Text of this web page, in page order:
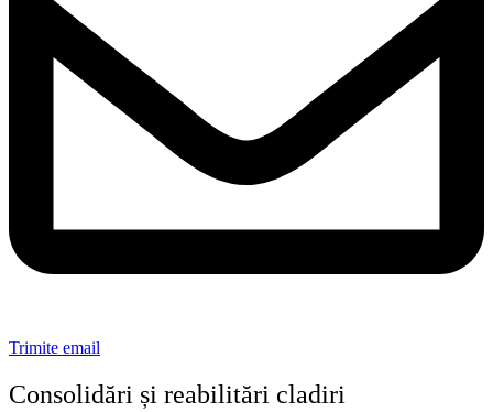
Trimite email
Consolidări și reabilitări cladiri